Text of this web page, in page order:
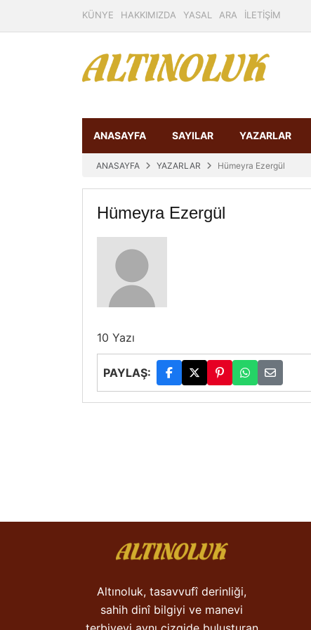
KÜNYE HAKKIMIZDA YASAL ARA İLETİŞİM
ANASAYFA SAYILAR YAZARLAR
ANASAYFA YAZARLAR Hümeyra Ezergül
Hümeyra Ezergül
10 Yazı
PAYLAŞ:
Altınoluk, tasavvufî derinliği,
sahih dinî bilgiyi ve manevi